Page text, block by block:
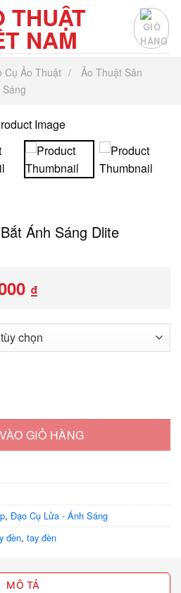
Cụ Ảo Thuật
Ảo Thuật Sân
Ánh Sáng Dlite
₫
30.000 ₫
đến
GIỎ HÀNG
, Đạo Cụ Lửa - Ánh Sáng
đèn, tay đèn
MÔ TẢ